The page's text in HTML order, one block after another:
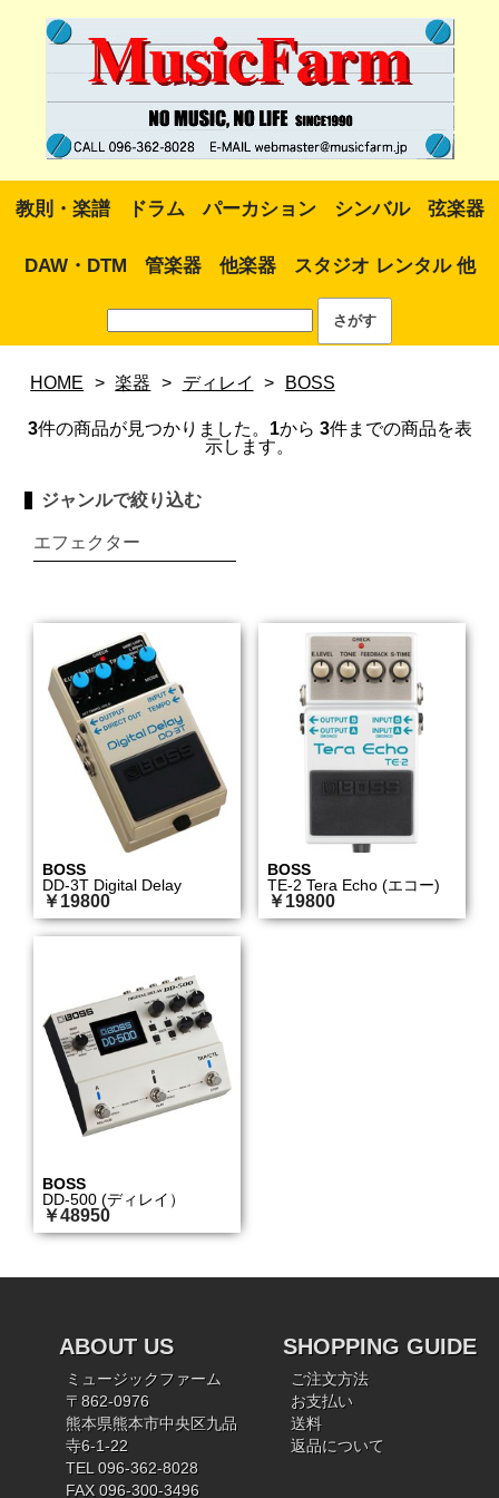
教則・楽譜 ドラム パーカション シンバル 弦楽器
DAW・DTM 管楽器 他楽器 スタジオ レンタル 他
HOME > 楽器 > ディレイ > BOSS
3件の商品が見つかりました。 1から 3件までの商品を表
示します。
ジャンルで絞り込む
エフェクター
BOSS
DD-3T Digital Delay
￥19800
BOSS
TE-2 Tera Echo (エコー)
￥19800
BOSS
DD-500 (ディレイ）
￥48950
ABOUT US
ミュージックファーム
〒862-0976
熊本県熊本市中央区九品
寺6-1-22
TEL 096-362-8028
FAX 096-300-3496
SHOPPING GUIDE
ご注文方法
お支払い
送料
返品について